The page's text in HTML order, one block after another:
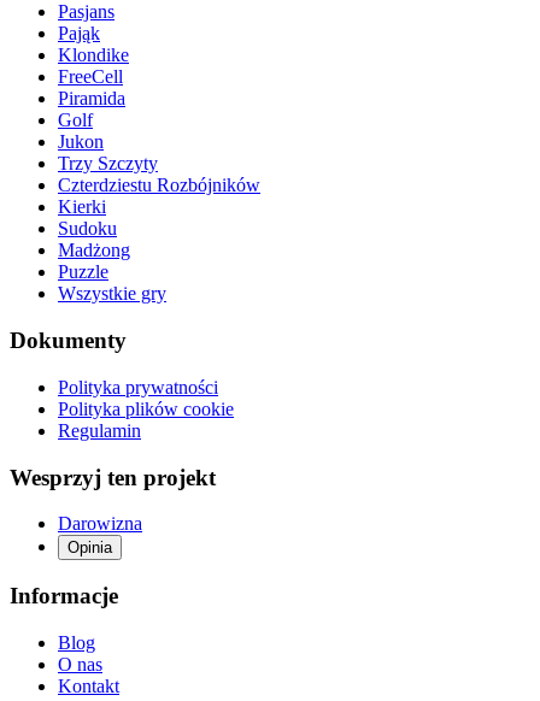
Pasjans
Pająk
Klondike
FreeCell
Piramida
Golf
Jukon
Trzy Szczyty
Czterdziestu Rozbójników
Kierki
Sudoku
Madżong
Puzzle
Wszystkie gry
Dokumenty
Polityka prywatności
Polityka plików cookie
Regulamin
Wesprzyj ten projekt
Darowizna
Opinia
Informacje
Blog
O nas
Kontakt